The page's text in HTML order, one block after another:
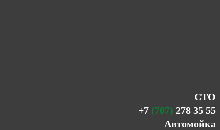
СТО
+7 (707) 278 35 55
Автомойка